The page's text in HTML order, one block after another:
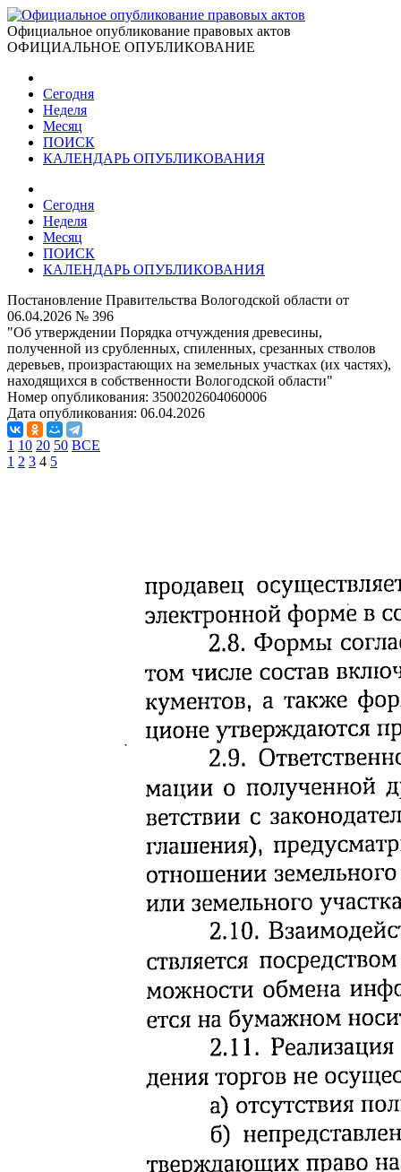
Официальное опубликование правовых актов
ОФИЦИАЛЬНОЕ ОПУБЛИКОВАНИЕ
Сегодня
Неделя
Месяц
ПОИСК
КАЛЕНДАРЬ ОПУБЛИКОВАНИЯ
Сегодня
Неделя
Месяц
ПОИСК
КАЛЕНДАРЬ ОПУБЛИКОВАНИЯ
Постановление Правительства Вологодской области от
06.04.2026 № 396
"Об утверждении Порядка отчуждения древесины,
полученной из срубленных, спиленных, срезанных стволов
деревьев, произрастающих на земельных участках (их частях),
находящихся в собственности Вологодской области"
Номер опубликования: 3500202604060006
Дата опубликования: 06.04.2026
1 10 20 50 ВСЕ
1 2 3 4 5